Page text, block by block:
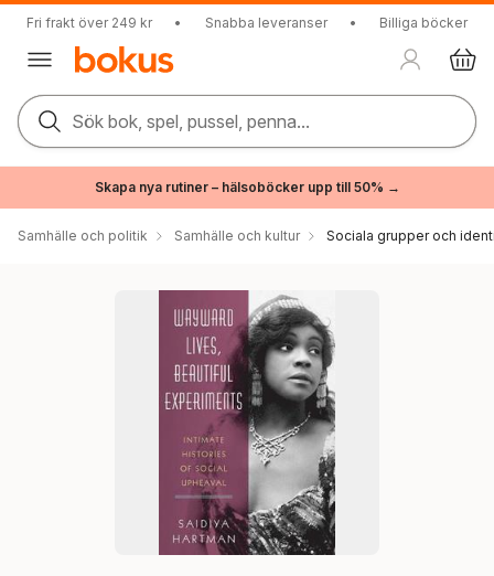
Fri frakt över 249 kr • Snabba leveranser • Billiga böcker
Sök bok, spel, pussel, penna...
Skapa nya rutiner – hälsoböcker upp till 50% →
Samhälle och politik Samhälle och kultur Sociala grupper och